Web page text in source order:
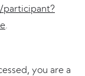
.
you are a